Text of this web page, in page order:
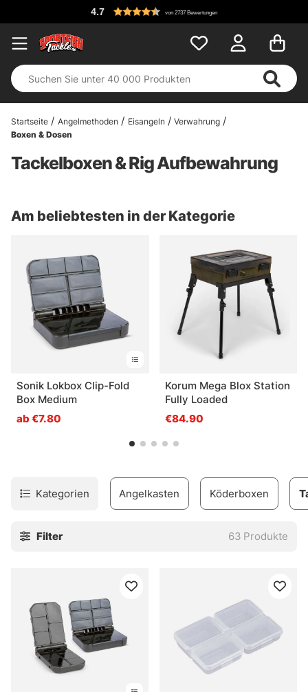
von 2737 Bewertungen
Startseite Angelmethoden Eisangeln
Verwahrung
Boxen & Dosen
Tackelboxen & Rig Aufbewahrung
Am beliebtesten in der Kategorie
Sonik Lokbox Clip-Fold
Box Medium
ab €7.80
Korum Mega Blox Station
Fully Loaded
€84.90
Kategorien Angelkasten Köderboxen
Filter 63 Produkte